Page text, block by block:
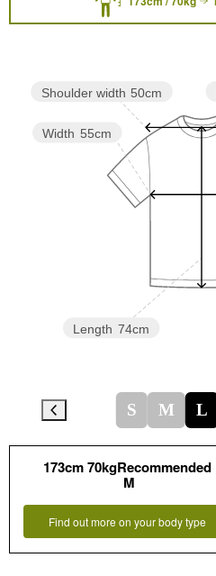
Length 74cm
Width 55cm
Shoulder width 50cm
S M L
173cm 70kgRecommended
M
Find out more on your body type